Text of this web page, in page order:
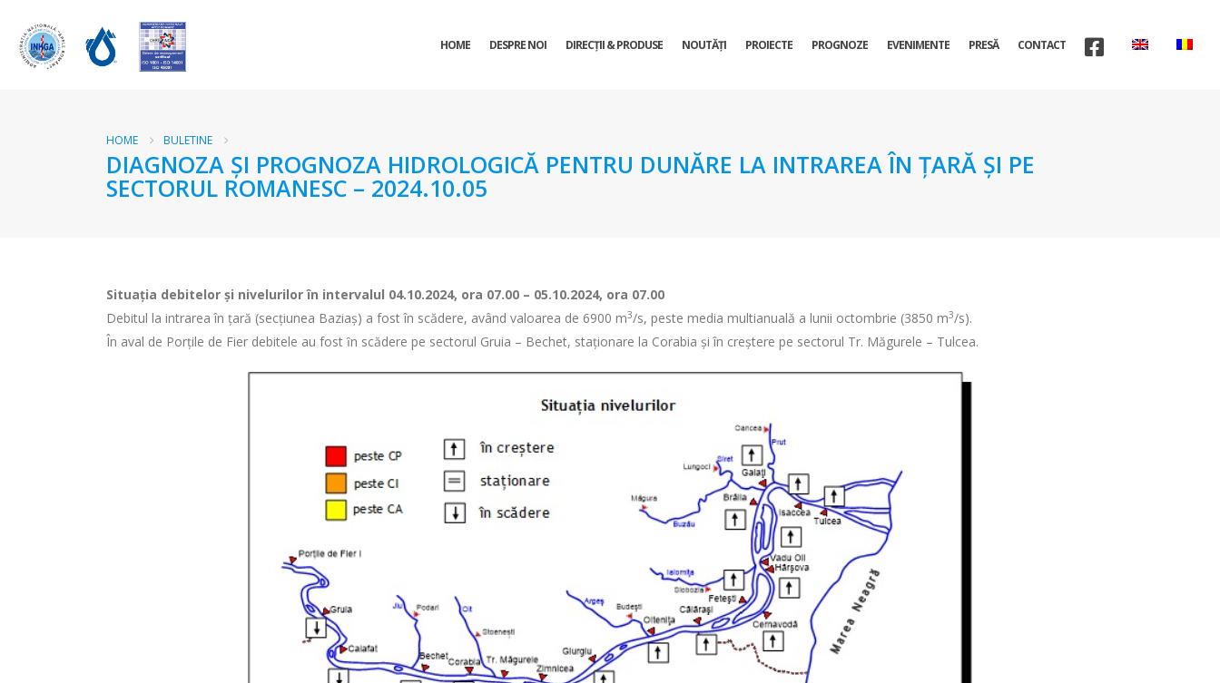
HOME DESPRE NOI DIRECŢII & PRODUSE NOUTĂȚI PROIECTE PROGNOZE EVENIMENTE PRESĂ CONTACT
HOME BULETINE
DIAGNOZA ŞI PROGNOZA HIDROLOGICĂ PENTRU DUNĂRE LA INTRAREA ÎN ŢARĂ ŞI PE
SECTORUL ROMANESC – 2024.10.05
Situaţia debitelor şi nivelurilorîn intervalul 04.10.2024, ora 07.00 – 05.10.2024, ora 07.00
Debitul la intrarea în ţară (secţiunea Baziaş) a fost în scădere, având valoarea de 6900 m3/s, peste media multianuală a lunii octombrie (3850 m3/s).
În aval de Porţile de Fier debitele au fost ȋn scădere pe sectorul Gruia – Bechet, staționare la Corabia și în creștere pe sectorul Tr. Măgurele – Tulcea.